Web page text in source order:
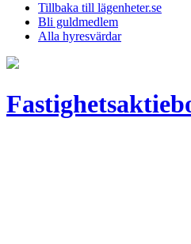
Tillbaka till lägenheter.se
Bli guldmedlem
Alla hyresvärdar